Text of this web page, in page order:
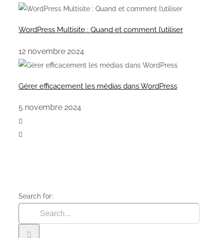
WordPress Multisite : Quand et comment l’utiliser
12 novembre 2024
Gérer efficacement les médias dans WordPress
5 novembre 2024
Search for: